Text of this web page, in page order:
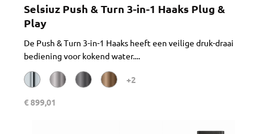
Selsiuz Push & Turn 3-in-1 Haaks Plug &
Play
De Push & Turn 3-in-1 Haaks heeft een veilige druk-draai
bediening voor kokend water....
+2
€ 899,01